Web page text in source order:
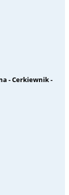
- Cerkiewnik -